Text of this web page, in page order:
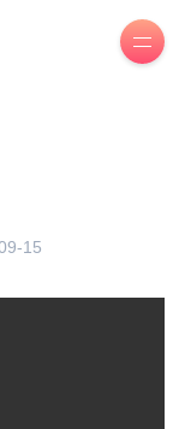
15